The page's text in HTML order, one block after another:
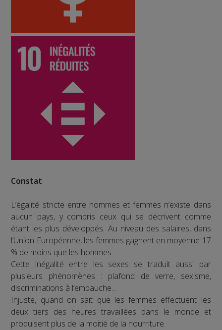
Constat
L’égalité stricte entre hommes et femmes n’existe dans
aucun pays, y compris ceux qui se décrivent comme
étant les plus développés. Au niveau des salaires, dans
l’Union Européenne, les femmes gagnent en moyenne 17
% de moins que les hommes.
Cette inégalité entre les sexes se traduit aussi par
plusieurs phénomènes : plafond de verre, sexisme,
discriminations à l’embauche…
Injuste, quand on sait que les femmes effectuent les
deux tiers des heures travaillées dans le monde et
produisent plus de la moitié de la nourriture.